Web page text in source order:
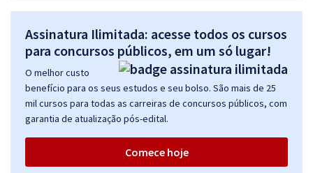
Assinatura Ilimitada: acesse todos os cursos
para concursos públicos, em um só lugar!
O melhor custo
benefício para os seus estudos e seu bolso. São mais de 25
mil cursos para todas as carreiras de concursos públicos, com
garantia de atualização pós-edital.
Comece hoje